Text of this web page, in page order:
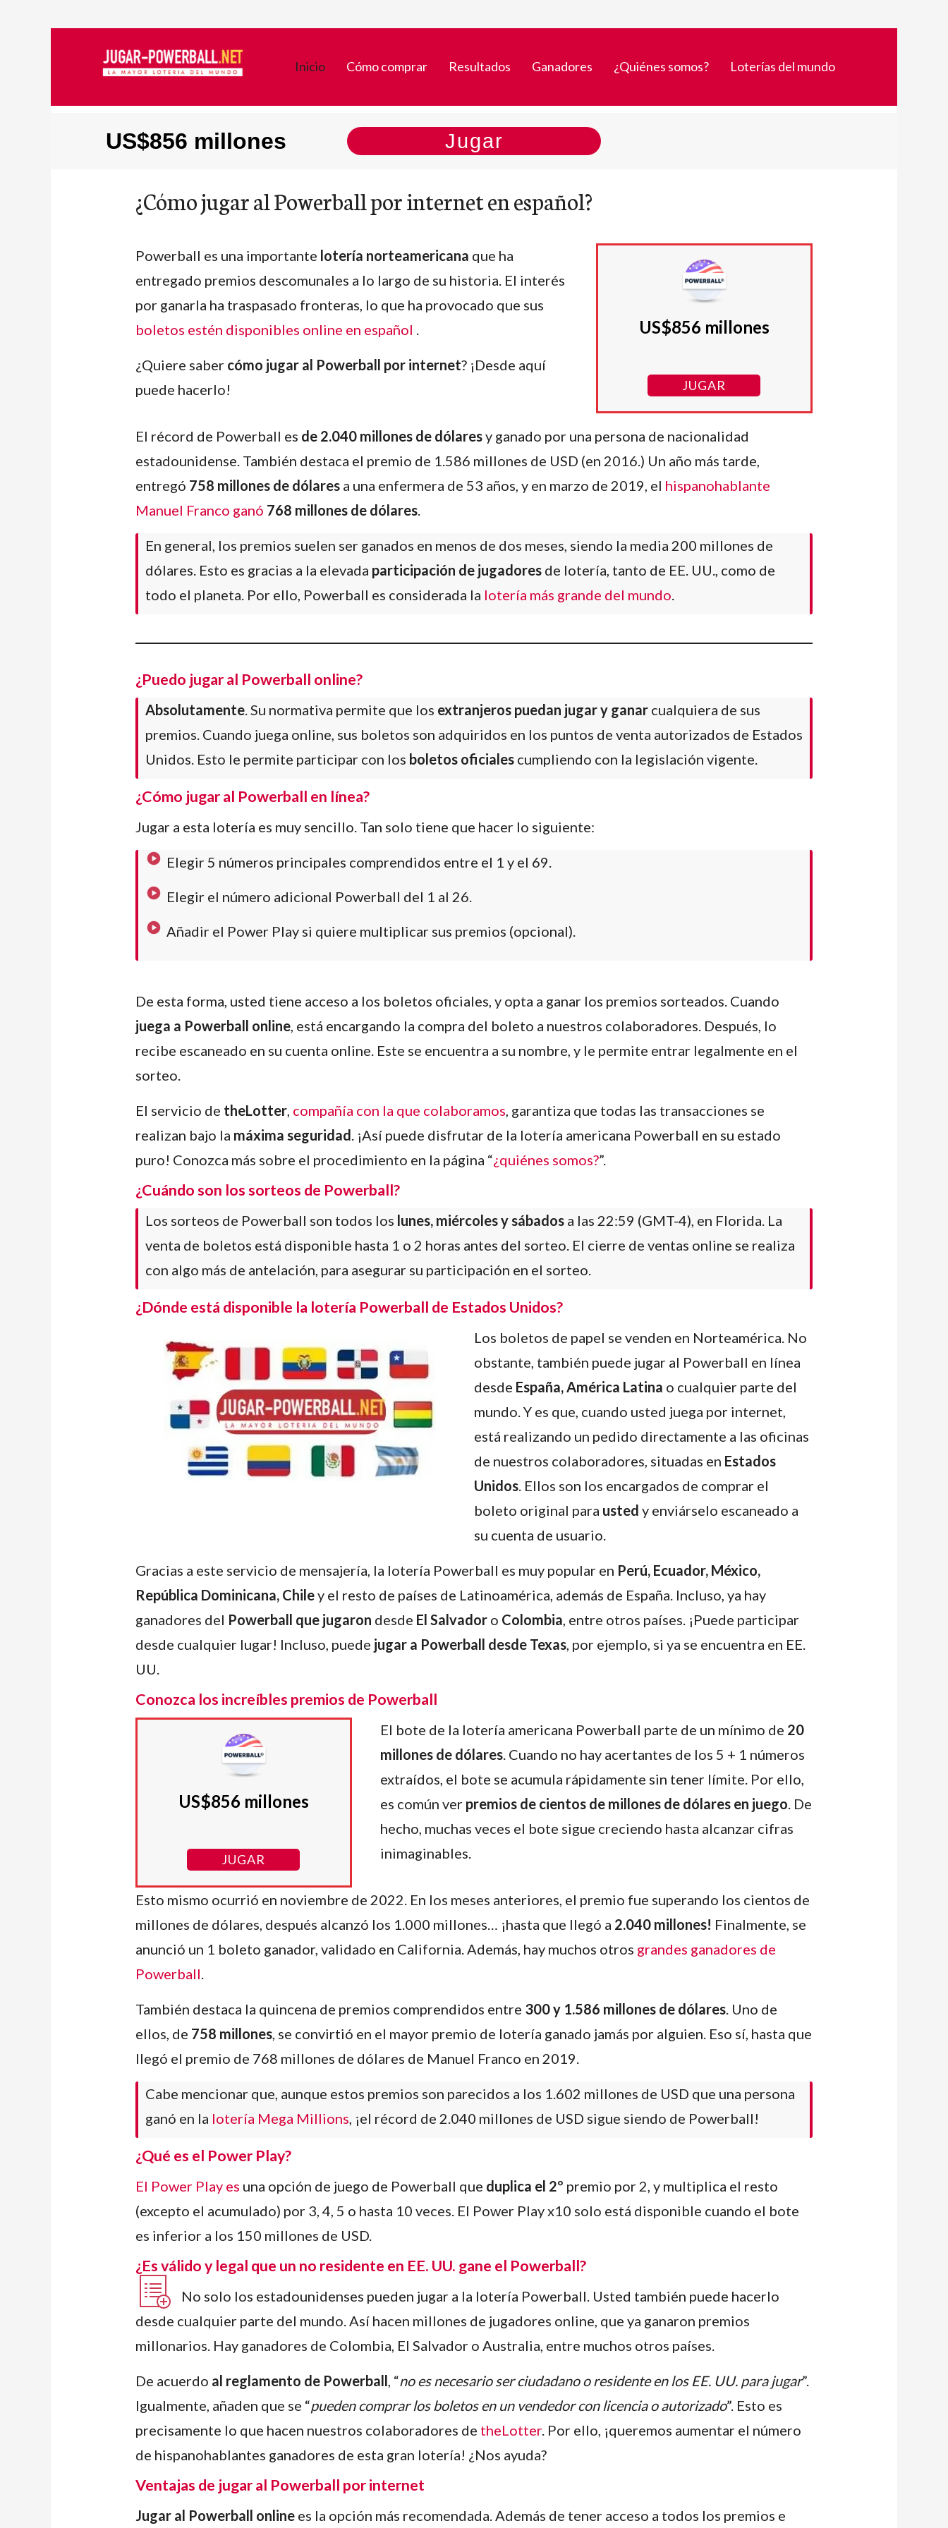
Inicio Cómo comprar Resultados Ganadores ¿Quiénes somos? Loterías del mundo
US$856 millones Jugar
¿Cómo jugar al Powerball por internet en español?
Powerball es una importante lotería norteamericana que ha
entregado premios descomunales a lo largo de su historia. El interés
por ganarla ha traspasado fronteras, lo que ha provocado que sus
boletos estén disponibles online en español .
¿Quiere saber cómo jugar al Powerball por internet? ¡Desde aquí
puede hacerlo!
US$856 millones
JUGAR
El récord de Powerball es de 2.040 millones de dólaresy ganado por una persona de nacionalidad
estadounidense. También destaca el premio de 1.586 millones de USD (en 2016.) Un año más tarde,
entregó 758 millones de dólares a una enfermera de 53 años, y en marzo de 2019, el hispanohablante
Manuel Franco ganó 768 millones de dólares.
En general, los premios suelen ser ganados en menos de dos meses, siendo la media 200 millones de
dólares. Esto es gracias a la elevada participación de jugadores de lotería, tanto de EE. UU., como de
todo el planeta. Por ello, Powerball es considerada la lotería más grande del mundo.
¿Puedo jugar al Powerball online?
Absolutamente. Su normativa permite que los extranjeros puedan jugar y ganar cualquiera de sus
premios. Cuando juega online, sus boletos son adquiridos en los puntos de venta autorizados de Estados
Unidos. Esto le permite participar con los boletos oficiales cumpliendo con la legislación vigente.
¿Cómo jugar al Powerball en línea?
Jugar a esta lotería es muy sencillo. Tan solo tiene que hacer lo siguiente:
Elegir 5 números principales comprendidos entre el 1 y el 69.
Elegir el número adicional Powerball del 1 al 26.
Añadir el Power Play si quiere multiplicar sus premios (opcional).
De esta forma, usted tiene acceso a los boletos oficiales, y opta a ganar los premios sorteados. Cuando
juega a Powerball online, está encargando la compra del boleto a nuestros colaboradores. Después, lo
recibe escaneado en su cuenta online. Este se encuentra a su nombre, y le permite entrar legalmente en el
sorteo.
El servicio de theLotter, compañía con la que colaboramos, garantiza que todas las transacciones se
realizan bajo la máxima seguridad . ¡Así puede disfrutar de la lotería americana Powerball en su estado
puro! Conozca más sobre el procedimiento en la página “¿quiénes somos?”.
¿Cuándo son los sorteos de Powerball?
Los sorteos de Powerball son todos los lunes, miércoles y sábados a las 22:59 (GMT-4), en Florida. La
venta de boletos está disponible hasta 1 o 2 horas antes del sorteo. El cierre de ventas online se realiza
con algo más de antelación, para asegurar su participación en el sorteo.
¿Dónde está disponible la lotería Powerball de Estados Unidos?
Los boletos de papel se venden en Norteamérica. No
obstante, también puede jugar al Powerball en línea
desde España, América Latina o cualquier parte del
mundo. Y es que, cuando usted juega por internet,
está realizando un pedido directamente a las oficinas
de nuestros colaboradores, situadas en Estados
Unidos. Ellos son los encargados de comprar el
boleto original para usted y enviárselo escaneado a
su cuenta de usuario.
Gracias a este servicio de mensajería, la lotería Powerball es muy popular en Perú, Ecuador, México,
República Dominicana, Chiley el resto de países de Latinoamérica, además de España. Incluso, ya hay
ganadores del Powerball que jugaron desde El Salvador o Colombia, entre otros países. ¡Puede participar
desde cualquier lugar! Incluso, puede jugar a Powerball desde Texas, por ejemplo, si ya se encuentra en EE.
UU.
Conozca los increíbles premios de Powerball
US$856 millones
JUGAR
El bote de la lotería americana Powerball parte de un mínimo de 20
millones de dólares. Cuando no hay acertantes de los 5 + 1 números
extraídos, el bote se acumula rápidamente sin tener límite. Por ello,
es común ver premios de cientos de millones de dólares en juego. De
hecho, muchas veces el bote sigue creciendo hasta alcanzar cifras
inimaginables.
Esto mismo ocurrió en noviembre de 2022. En los meses anteriores, el premio fue superando los cientos de
millones de dólares, después alcanzó los 1.000 millones… ¡hasta que llegó a 2.040 millones! Finalmente, se
anunció un 1 boleto ganador, validado en California. Además, hay muchos otros grandes ganadores de
Powerball.
También destaca la quincena de premios comprendidos entre 300 y 1.586 millones de dólares. Uno de
ellos, de 758 millones, se convirtió en el mayor premio de lotería ganado jamás por alguien. Eso sí, hasta que
llegó el premio de 768 millones de dólares de Manuel Franco en 2019.
Cabe mencionar que, aunque estos premios son parecidos a los 1.602 millones de USD que una persona
ganó en la lotería Mega Millions, ¡el récord de 2.040 millones de USD sigue siendo de Powerball!
¿Qué es el Power Play?
El Power Play es una opción de juego de Powerball que duplica el 2º premio por 2, y multiplica el resto
(excepto el acumulado) por 3, 4, 5 o hasta 10 veces. El Power Play x10 solo está disponible cuando el bote
es inferior a los 150 millones de USD.
¿Es válido y legal que un no residente en EE. UU. gane el Powerball?
No solo los estadounidenses pueden jugar a la lotería Powerball. Usted también puede hacerlo
desde cualquier parte del mundo. Así hacen millones de jugadores online, que ya ganaron premios
millonarios. Hay ganadores de Colombia, El Salvador o Australia, entre muchos otros países.
De acuerdo al reglamento de Powerball , “no es necesario ser ciudadano o residente en los EE. UU. para jugar”.
Igualmente, añaden que se “pueden comprar los boletos en un vendedor con licencia o autorizado”. Esto es
precisamente lo que hacen nuestros colaboradores de theLotter. Por ello, ¡queremos aumentar el número
de hispanohablantes ganadores de esta gran lotería! ¿Nos ayuda?
Ventajas de jugar al Powerball por internet
Jugar al Powerball online es la opción más recomendada. Además de tener acceso a todos los premios e